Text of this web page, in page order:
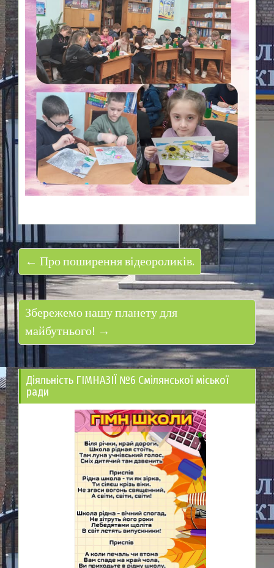
← Про поширення відеороликів.
Збережемо нашу планету для
майбутнього! →
Діяльність ГІМНАЗІЇ №6 Смілянської міської
ради